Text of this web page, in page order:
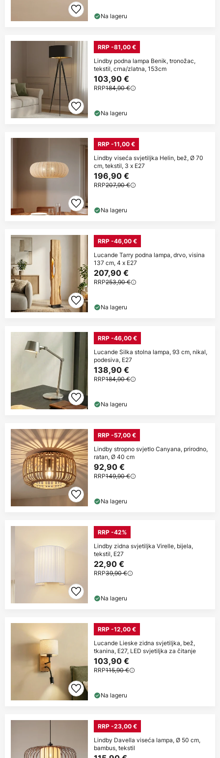
Na lageru
RRP -81,00 €
Lindby podna lampa Benik, tronožac,
tekstil, crna/zlatna, 153cm
103,90 €
RRP184,90 €
Na lageru
RRP -11,00 €
Lindby viseća svjetiljka Helin, bež, Ø 70
cm, tekstil, 3 x E27
196,90 €
RRP207,90 €
Na lageru
RRP -46,00 €
Lucande Tarry podna lampa, drvo, visina
137 cm, 4 x E27
207,90 €
RRP253,90 €
Na lageru
RRP -46,00 €
Lucande Silka stolna lampa, 93 cm, nikal,
podesiva, E27
138,90 €
RRP184,90 €
Na lageru
RRP -57,00 €
Lindby stropno svjetlo Canyana, prirodno,
ratan, Ø 40 cm
92,90 €
RRP149,90 €
Na lageru
RRP -42%
Lindby zidna svjetiljka Virelle, bijela,
tekstil, E27
22,90 €
RRP39,90 €
Na lageru
RRP -12,00 €
Lucande Lieske zidna svjetiljka, bež,
tkanina, E27, LED svjetiljka za čitanje
103,90 €
RRP115,90 €
Na lageru
RRP -23,00 €
Lindby Davella viseća lampa, Ø 50 cm,
bambus, tekstil